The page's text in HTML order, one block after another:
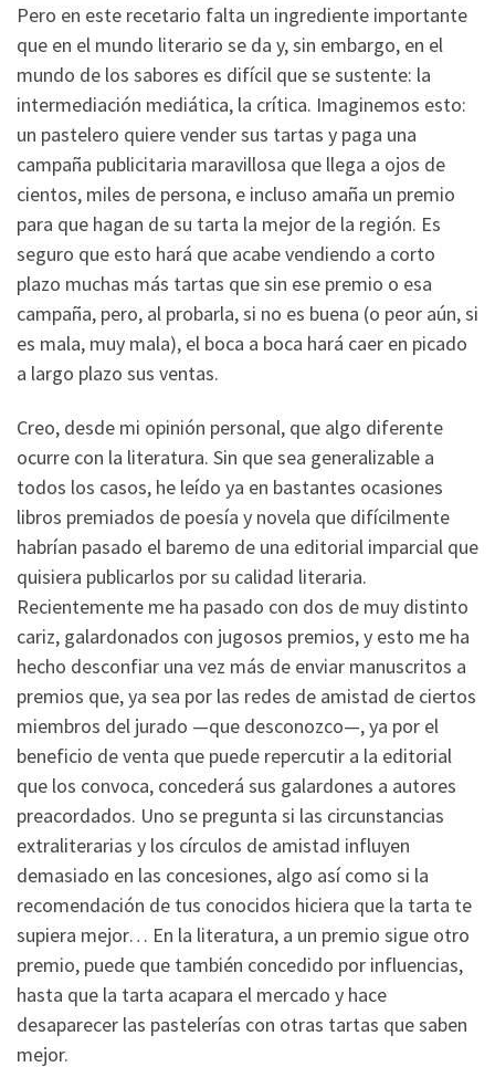
Pero en este recetario falta un ingrediente importante
que en el mundo literario se da y, sin embargo, en el
mundo de los sabores es difícil que se sustente: la
intermediación mediática, la crítica. Imaginemos esto:
un pastelero quiere vender sus tartas y paga una
campaña publicitaria maravillosa que llega a ojos de
cientos, miles de persona, e incluso amaña un premio
para que hagan de su tarta la mejor de la región. Es
seguro que esto hará que acabe vendiendo a corto
plazo muchas más tartas que sin ese premio o esa
campaña, pero, al probarla, si no es buena (o peor aún, si
es mala, muy mala), el boca a boca hará caer en picado
a largo plazo sus ventas.
Creo, desde mi opinión personal, que algo diferente
ocurre con la literatura. Sin que sea generalizable a
todos los casos, he leído ya en bastantes ocasiones
libros premiados de poesía y novela que difícilmente
habrían pasado el baremo de una editorial imparcial que
quisiera publicarlos por su calidad literaria.
Recientemente me ha pasado con dos de muy distinto
cariz, galardonados con jugosos premios, y esto me ha
hecho desconfiar una vez más de enviar manuscritos a
premios que, ya sea por las redes de amistad de ciertos
miembros del jurado —que desconozco—, ya por el
beneficio de venta que puede repercutir a la editorial
que los convoca, concederá sus galardones a autores
preacordados. Uno se pregunta si las circunstancias
extraliterarias y los círculos de amistad influyen
demasiado en las concesiones, algo así como si la
recomendación de tus conocidos hiciera que la tarta te
supiera mejor… En la literatura, a un premio sigue otro
premio, puede que también concedido por influencias,
hasta que la tarta acapara el mercado y hace
desaparecer las pastelerías con otras tartas que saben
mejor.